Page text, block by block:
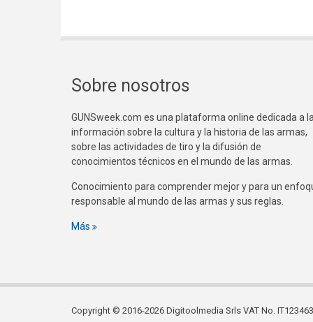
Sobre nosotros
GUNSweek.com es una plataforma online dedicada a
información sobre la cultura y la historia de las armas,
sobre las actividades de tiro y la difusión de
conocimientos técnicos en el mundo de las armas.
Conocimiento para comprender mejor y para un
responsable al mundo de las armas y sus reglas.
Más
Copyright © 2016-2026 Digitoolmedia Srls VAT No.